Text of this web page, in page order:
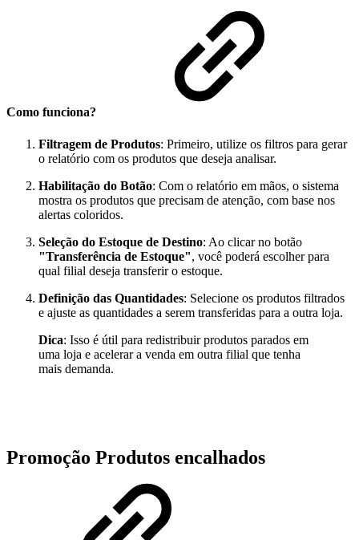
Como funciona?
Filtragem de Produtos: Primeiro, utilize os filtros para gerar
o relatório com os produtos que deseja analisar.
Habilitação do Botão: Com o relatório em mãos, o sistema
mostra os produtos que precisam de atenção, com base nos
alertas coloridos.
Seleção do Estoque de Destino: Ao clicar no botão
"Transferência de Estoque", você poderá escolher para
qual filial deseja transferir o estoque.
Definição das Quantidades: Selecione os produtos filtrados
e ajuste as quantidades a serem transferidas para a outra loja.
Dica: Isso é útil para redistribuir produtos parados em
uma loja e acelerar a venda em outra filial que tenha
mais demanda.
Promoção Produtos encalhados